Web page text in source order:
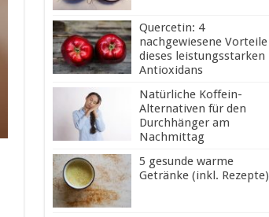
Quercetin: 4
nachgewiesene Vorteile
dieses leistungsstarken
Antioxidans
Natürliche Koffein-
Alternativen für den
Durchhänger am
Nachmittag
5 gesunde warme
Getränke (inkl. Rezepte)